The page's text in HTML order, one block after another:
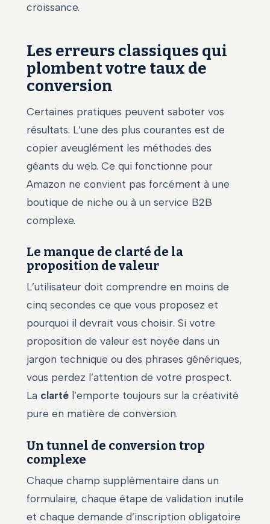
croissance.
Les erreurs classiques qui
plombent votre taux de
conversion
Certaines pratiques peuvent saboter vos
résultats. L’une des plus courantes est de
copier aveuglément les méthodes des
géants du web. Ce qui fonctionne pour
Amazon ne convient pas forcément à une
boutique de niche ou à un service B2B
complexe.
Le manque de clarté de la
proposition de valeur
L’utilisateur doit comprendre en moins de
cinq secondes ce que vous proposez et
pourquoi il devrait vous choisir. Si votre
proposition de valeur est noyée dans un
jargon technique ou des phrases génériques,
vous perdez l’attention de votre prospect.
La clarté l’emporte toujours sur la créativité
pure en matière de conversion.
Un tunnel de conversion trop
complexe
Chaque champ supplémentaire dans un
formulaire, chaque étape de validation inutile
et chaque demande d’inscription obligatoire